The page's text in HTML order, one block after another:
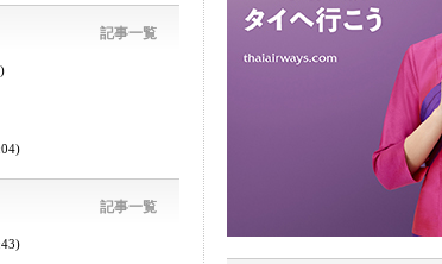
記事一覧
記事一覧